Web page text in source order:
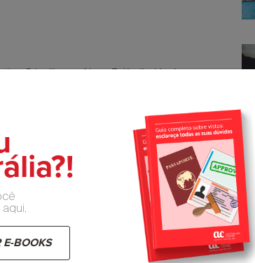
o Réveillon na Nova Zelândia. Você
ele precisa estar extinto!
Victoria, em Devonport, por estarem
é a chamada Waterfront. Lotada de bares,
gente do mundo todo e também locais.
se para curtir a primeira noite de 2019 com
E-BOOKS